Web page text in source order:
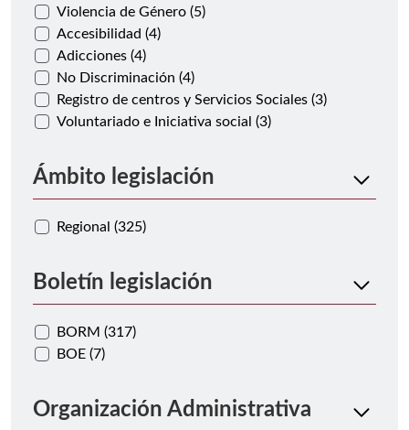
Violencia de Género (5)
Accesibilidad (4)
Adicciones (4)
No Discriminación (4)
Registro de centros y Servicios Sociales (3)
Voluntariado e Iniciativa social (3)
Ámbito legislación
Regional (325)
Boletín legislación
BORM (317)
BOE (7)
Organización Administrativa